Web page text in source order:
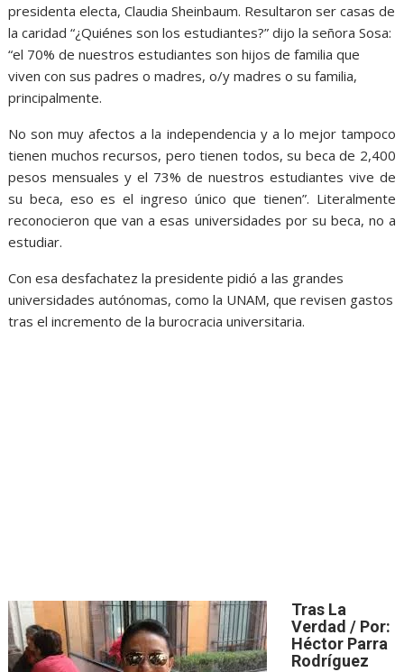
presidenta electa, Claudia Sheinbaum. Resultaron ser casas de
la caridad “¿Quiénes son los estudiantes?” dijo la señora Sosa:
“el 70% de nuestros estudiantes son hijos de familia que
viven con sus padres o madres, o/y madres o su familia,
principalmente.
No son muy afectos a la independencia y a lo mejor tampoco
tienen muchos recursos, pero tienen todos, su beca de 2,400
pesos mensuales y el 73% de nuestros estudiantes vive de
su beca, eso es el ingreso único que tienen”. Literalmente
reconocieron que van a esas universidades por su beca, no a
estudiar.
Con esa desfachatez la presidente pidió a las grandes
universidades autónomas, como la UNAM, que revisen gastos
tras el incremento de la burocracia universitaria.
Tras La
Verdad / Por:
Héctor Parra
Rodríguez